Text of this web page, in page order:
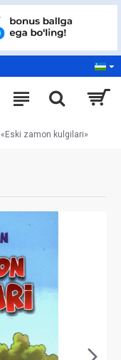
«Eski zamon kulgilari»